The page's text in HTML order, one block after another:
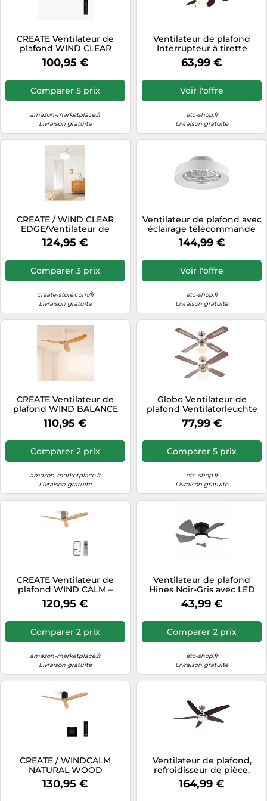
Tablettes tactiles
Téléphonie
Téléviseurs
Télévision & vidéo
CREATE Ventilateur de
plafond WIND CLEAR
STUDIO S – Ø 91 cm, 40W,
télécommande, pales
100,95 €
Comparer 5 prix
amazon-marketplace.fr
Livraison gratuite
Ventilateur de plafond
Interrupteur à tirette
Ventilateur aller et retour
Plafonnier Ventilateur, bois
télécommande dimmable,
RGB LED 4,8W 470Lm
63,99 €
Voir l'offre
etc-shop.fr
Livraison gratuite
CREATE / WIND CLEAR
EDGE/Ventilateur de
plafond avec lumière blanc
+ télécommande / 40W,
Silencieux, Ø107 cm, 6
vitesses, pales rétractables,
programmable, fonction
temperatures
124,95 €
Comparer 3 prix
create-store.com/fr
Livraison gratuite
Ventilateur de plafond avec
éclairage télécommande
plafonnier silencieux blanc
avec ventilateur, variateur
CCT veilleuse minuterie, 30
watts LED 2200lm 3000-
6500K, 47 cm, salon
144,99 €
Voir l'offre
etc-shop.fr
Livraison gratuite
CREATE Ventilateur de
plafond WIND BALANCE
40W Ø132 cm Silencieux
Sans lumière
110,95 €
Comparer 2 prix
amazon-marketplace.fr
Livraison gratuite
Globo Ventilateur de
plafond Ventilatorleuchte
Vor-Rücklauf Interrupteur à
tirette
77,99 €
Comparer 5 prix
etc-shop.fr
Livraison gratuite
CREATE Ventilateur de
plafond WIND CALM –
Silencieux 40W, pales ABS
de tailles variées, sans
120,95 €
Comparer 2 prix
amazon-marketplace.fr
Livraison gratuite
Ventilateur de plafond
Hines Noir-Gris avec LED
GLOBO
43,99 €
Comparer 2 prix
etc-shop.fr
Livraison gratuite
CREATE / WINDCALM
NATURAL WOOD
M/Ventilateur de plafond
noir pales bois clair avec
130,95 €
Ventilateur de plafond,
refroidisseur de pièce,
plafonnier, ventilateur de
lampe de salon avec
164,99 €